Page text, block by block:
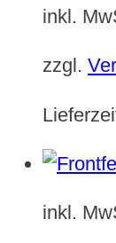
inkl.
zzgl.
inkl.